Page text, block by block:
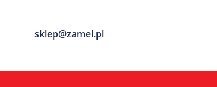
sklep@zamel.pl